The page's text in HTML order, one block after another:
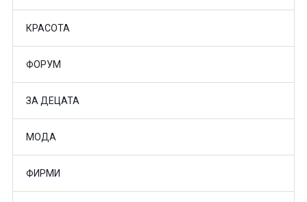
КРАСОТА
ФОРУМ
ЗА ДЕЦАТА
МОДА
ФИРМИ